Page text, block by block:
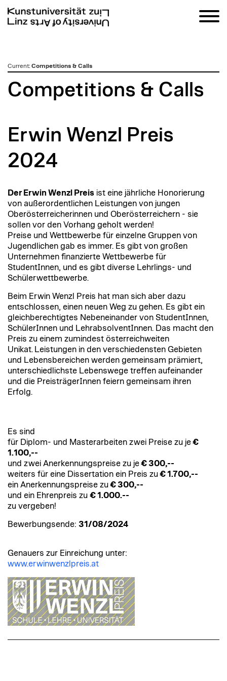
zumCurrent: Competitions & Calls
Competitions & Calls
Erwin Wenzl Preis
2024
Der Erwin Wenzl Preis ist eine jährliche Honorierung
von außerordentlichen Leistungen von jungen
Oberösterreicherinnen und Oberösterreichern - sie
sollen vor den Vorhang geholt werden!
Preise und Wettbewerbe für einzelne Gruppen von
Jugendlichen gab es immer. Es gibt von großen
Unternehmen finanzierte Wettbewerbe für
StudentInnen, und es gibt diverse Lehrlings- und
Schülerwettbewerbe.
Beim Erwin Wenzl Preis hat man sich aber dazu
entschlossen, einen neuen Weg zu gehen. Es gibt ein
gleichberechtigtes Nebeneinander von StudentInnen,
SchülerInnen und LehrabsolventInnen. Das macht den
Preis zu einem zumindest österreichweiten
Unikat. Leistungen in den verschiedensten Gebieten
und Lebensbereichen werden gemeinsam prämiert,
unterschiedlichste Lebenswege treffen aufeinander
und die PreisträgerInnen feiern gemeinsam ihren
Erfolg.
Es sind
für Diplom- und Masterarbeiten zwei Preise zu je€
1.100,--
und zwei Anerkennungspreise zu je€ 300,--
weiters für eine Dissertation ein Preis zu€ 1.700,--
ein Anerkennungspreise zu€ 300,--
und ein Ehrenpreis zu € 1.000.--
zu vergeben!
Bewerbungsende: 31/08/2024
Genauers zur Einreichung unter:
www.erwinwenzlpreis.at